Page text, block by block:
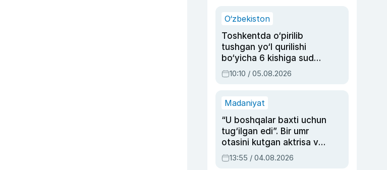
O‘zbekiston
Toshkentda o‘pirilib
tushgan yo‘l qurilishi
bo‘yicha 6 kishiga sud
hukmi o‘qildi
10:10 / 05.08.2026
Madaniyat
“U boshqalar baxti uchun
tug‘ilgan edi”. Bir umr
otasini kutgan aktrisa va
dublyaj ustasi Rimma
Ahmedovaning
13:55 / 04.08.2026